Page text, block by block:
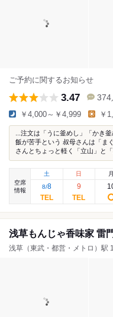
ご予約に関するお知らせ
3.47 374
￥4,000～￥4,999 ￥
...注文は「うに釜めし」「かき
飯が苦手という 叔母さんは「ま
さんとちょっと軽く「立山」と「
空席
情報
土
8/8
日
9
月
浅草もんじゃ香味家 雷
浅草（東武・都営・メトロ）駅